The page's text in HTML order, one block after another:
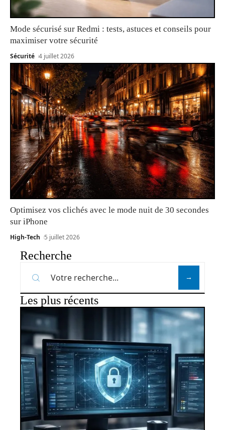
Mode sécurisé sur Redmi : tests, astuces et conseils pour
maximiser votre sécurité
Sécurité 4 juillet 2026
Optimisez vos clichés avec le mode nuit de 30 secondes
sur iPhone
High-Tech 5 juillet 2026
Recherche
Les plus récents